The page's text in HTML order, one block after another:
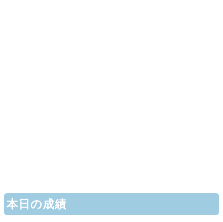
本日の成績